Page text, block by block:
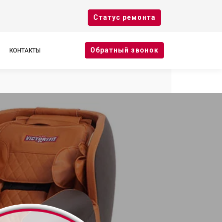
Cтатус ремонта
КОНТАКТЫ Oбратный звонок